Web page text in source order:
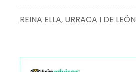
REINA ELLA, URRACA I DE LEÓN